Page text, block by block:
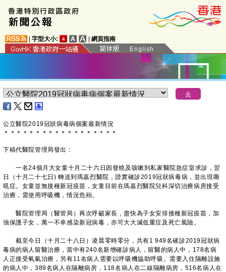
字型大小: 網頁指南
公立醫院2019冠狀病毒病個案最新情況
＊ ＊ ＊ ＊ ＊ ＊ ＊ ＊ ＊ ＊ ＊ ＊ ＊ ＊ ＊ ＊ ＊ ＊
下稿代醫院管理局發出：
一名24個月大女童十月二十六日因發燒及咳嗽到私家醫院急症室求診，翌
日（十月二十七日) 轉送到瑪嘉烈醫院，證實確診2019冠狀病毒病，並出現嘶
吼症。女童並無接種新冠疫苗，女童目前在瑪嘉烈醫院兒科深切治療病房接受
治療，需使用呼吸機，情況危殆。
醫院管理局（醫管局）再次呼籲家長，盡快為子女安排接種新冠疫苗，加
強保護子女，萬一不幸感染新冠病毒，亦可大大減低重症及死亡風險。
截至今日（十月二十八日）凌晨零時零分，共有1 949名確診2019冠狀病
毒病的病人留醫治療，當中有240名新增確診病人，留醫的病人中，178名病
人正接受氧氣治療，另有11名病人需要以呼吸機協助呼吸。需要入住隔離設施
的病人中，389名病人在隔離病房，118名病人在二線隔離病房，516名病人在